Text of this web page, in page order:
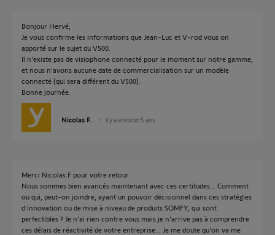
Bonjour Hervé,
Je vous confirme les informations que Jean-Luc et V-rod vous on
apporté sur le sujet du V500.
Il n'existe pas de visiophone connecté pour le moment sur notre gamme,
et nous n'avons aucune date de commercialisation sur un modèle
connecté (qui sera différent du V500).
Bonne journée.
Nicolas F. il y a environ 5 ans
Merci Nicolas.F pour votre retour
Nous sommes bien avancés maintenant avec ces certitudes... Comment
ou qui, peut-on joindre, ayant un pouvoir décisionnel dans ces stratégies
d'innovation ou de mise à niveau de produits SOMFY, qui sont
perfectibles ? Je n'ai rien contre vous mais je n'arrive pas à comprendre
ces délais de réactivité de votre entreprise... Je me doute qu'on va me